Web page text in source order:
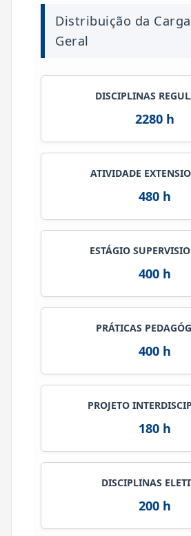
Distribuição da
Geral
DISCIPLINAS
2280 h
ATIVIDADE
480 h
ESTÁGIO
400 h
PRÁTICAS
400 h
PROJETO
180 h
DISCIPLINAS
200 h